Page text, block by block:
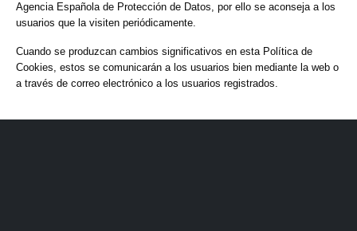
Agencia Española de Protección de Datos, por ello se aconseja a los
usuarios que la visiten periódicamente.
Cuando se produzcan cambios significativos en esta Política de
Cookies, estos se comunicarán a los usuarios bien mediante la web o
a través de correo electrónico a los usuarios registrados.